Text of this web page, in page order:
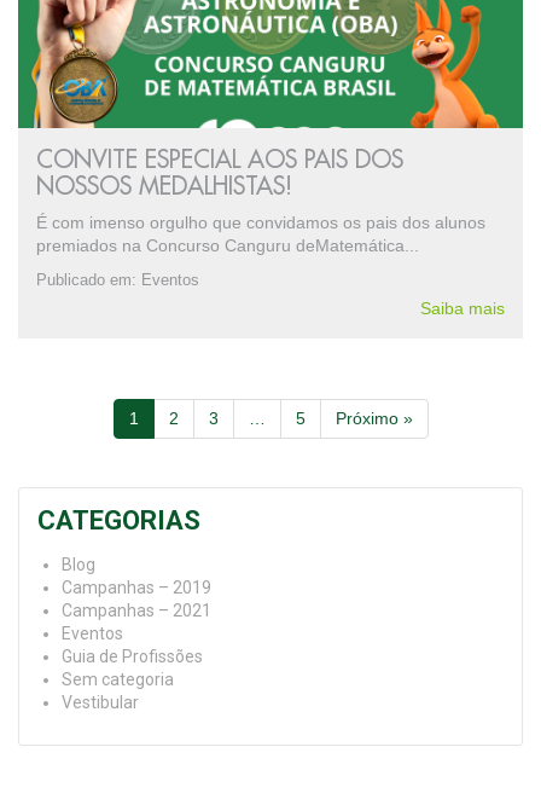
CONVITE ESPECIAL AOS PAIS DOS
NOSSOS MEDALHISTAS!
É com imenso orgulho que convidamos os pais dos alunos
premiados na Concurso Canguru deMatemática...
Publicado em: Eventos
Saiba mais
1 2 3 … 5 Próximo »
CATEGORIAS
Blog
Campanhas – 2019
Campanhas – 2021
Eventos
Guia de Profissões
Sem categoria
Vestibular